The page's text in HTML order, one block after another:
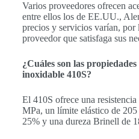
Varios proveedores ofrecen
entre ellos los de EE.UU.,
precios y servicios varían, por
proveedor que satisfaga sus
¿Cuáles son las
inoxidable 410S?
El 410S ofrece una
MPa, un límite elástico de
25% y una dureza Brinell de